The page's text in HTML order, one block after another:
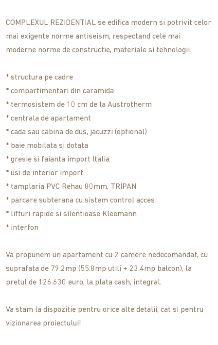
COMPLEXUL REZIDENTIAL se edifica modern si potrivit celor
mai exigente norme antiseism, respectand cele mai
moderne norme de constructie, materiale si tehnologii.
* structura pe cadre
* compartimentari din caramida
* termosistem de 10 cm de la Austrotherm
* centrala de apartament
* cada sau cabina de dus, jacuzzi (optional)
* baie mobilata si dotata
* gresie si faianta import Italia
* usi de interior import
* tamplaria PVC Rehau 80mm, TRIPAN
* parcare subterana cu sistem control acces
* lifturi rapide si silentioase Kleemann
* interfon
Va propunem un apartament cu 2 camere nedecomandat, cu
suprafata de 79.2mp (55.8mp utili + 23.4mp balcon), la
pretul de 126.630 euro, la plata cash, integral.
Va stam la dispozitie pentru orice alte detalii, cat si pentru
vizionarea proiectului!